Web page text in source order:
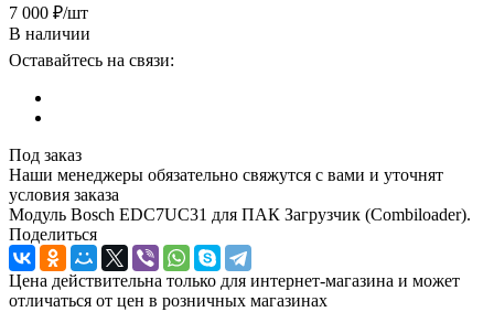
7 000 ₽/шт
В наличии
Оставайтесь на связи:
Под заказ
Наши менеджеры обязательно свяжутся с вами и уточнят
условия заказа
Модуль Bosch EDC7UC31 для ПАК Загрузчик (Combiloader).
Поделиться
Цена действительна только для интернет-магазина и может
отличаться от цен в розничных магазинах